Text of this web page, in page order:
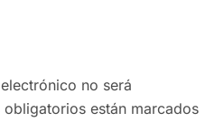
no será
obligatorios están marcados